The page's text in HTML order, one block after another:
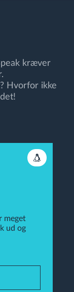
kræver
Hvorfor ikke
meget
ud og